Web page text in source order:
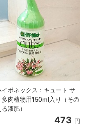
ポネックス：キュート サ
多肉植物用150ml入り（その
液肥）
473 円